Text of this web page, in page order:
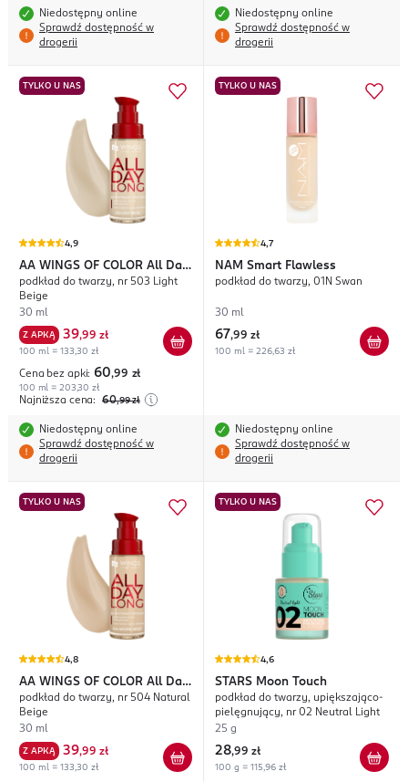
Niedostępny online
Sprawdź dostępność w
drogerii
Niedostępny online
Sprawdź dostępność w
drogerii
TYLKO U NAS
4,9
AA WINGS OF COLOR All Day
Long
podkład do twarzy, nr 503 Light
Beige
30 ml
Z APKĄ 39,99 zł
100 ml = 133,30 zł
Cena bez apki: 60,99 zł
100 ml = 203,30 zł
Najniższa cena: 60,99 zł
Niedostępny online
Sprawdź dostępność w
drogerii
TYLKO U NAS
4,7
NAM Smart Flawless
podkład do twarzy, 01N Swan
30 ml
67,99 zł
100 ml = 226,63 zł
Niedostępny online
Sprawdź dostępność w
drogerii
TYLKO U NAS
4,8
AA WINGS OF COLOR All Day
Long
podkład do twarzy, nr 504 Natural
Beige
30 ml
Z APKĄ 39,99 zł
100 ml = 133,30 zł
TYLKO U NAS
4,6
STARS Moon Touch
podkład do twarzy, upiększająco-
pielęgnujący, nr 02 Neutral Light
25 g
28,99 zł
100 g = 115,96 zł